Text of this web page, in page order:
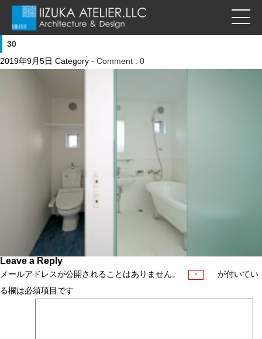
30
2019年9月5日 Category - Comment : 0
Leave a Reply
メールアドレスが公開されることはありません。 *
が付いてい
る欄は必須項目です